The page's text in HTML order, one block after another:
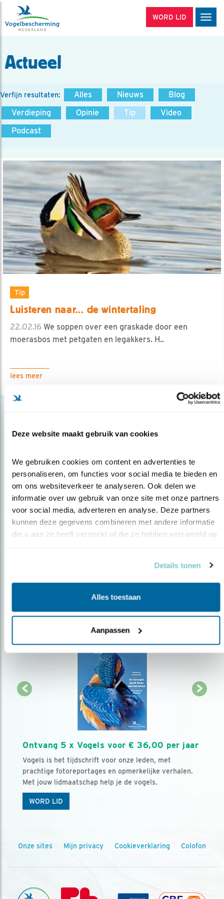
Deze website maakt gebruik van cookies
We gebruiken cookies om content en advertenties te
personaliseren, om functies voor social media te bieden en
om ons websiteverkeer te analyseren. Ook delen we
informatie over uw gebruik van onze site met onze partners
voor social media, adverteren en analyse. Deze partners
kunnen deze gegevens combineren met andere informatie
die u aan ze heeft verstrekt of die ze hebben verzameld op
Details tonen
Alles toestaan
Aanpassen
WORD LID
Actueel
Verfijn resultaten: Alles Nieuws
Blog
Verdieping
Opinie Tip
Video
Podcast
Tip
Luisteren naar… de wintertaling
22.02.16 We soppen over een graskade door een
moerasbos met petgaten en legakkers. H..
lees meer
Op de hoogte blijven?
Meld je aan en ontvang nieuws, inspiratie, acties en tips
over vogels en activiteiten van Vogelbescherming.
Ontvang 5 x Vogels voor € 36,00 per jaar
Vogels is het tijdschrift voor onze leden, met
prachtige fotoreportages en opmerkelijke verhalen.
Met jouw lidmaatschap help je de vogels.
WORD LID
Onze sites Mijn privacy Cookieverklaring Colofon